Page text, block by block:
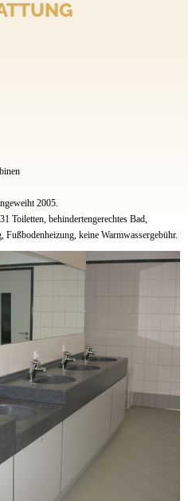
2005.
Toiletten, behindertengerechtes Bad,
keine Warmwassergebühr.